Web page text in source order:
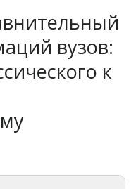
вузов:
к